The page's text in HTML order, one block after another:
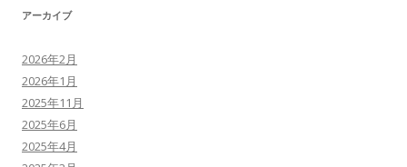
アーカイブ
2026年2月
2026年1月
2025年11月
2025年6月
2025年4月